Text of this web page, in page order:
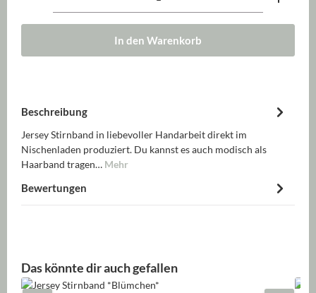
In den Warenkorb
Beschreibung
Jersey Stirnband in liebevoller Handarbeit direkt im
Nischenladen produziert. Du kannst es auch modisch als
Haarband tragen… Mehr
Bewertungen
Produktgalerie überspringen
Das könnte dir auch gefallen